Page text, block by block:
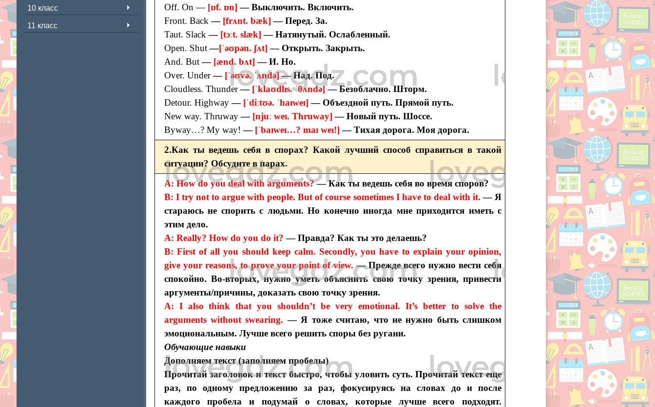
10 класс
11 класс
Off. On —[ɒf. ɒn]— Выключить. Включить.
Front. Back — [frʌnt. bæk]— Перед. За.
Taut. Slack— [tɔːt. slæk] — Натянутый. Ослабленный.
Open. Shut—[ˈəʊpən. ʃʌt] — Открыть. Закрыть.
And. But— [ænd. bʌt] — И. Но.
Over. Under— [ˈəʊvə. ˈʌndə]— Над. Под.
Cloudless. Thunder— [ˈklaʊdlɪs. ˈθʌndə]— Безоблачно. Шторм.
Detour. Highway—[ˈdiːtʊə. ˈhaɪweɪ] — Объездной путь. Прямой путь.
New way. Thruway—[njuː weɪ. Thruway] — Новый путь. Шоссе.
Byway…? My way! — [ˈbaɪweɪ…? maɪ weɪ!] — Тихая дорога. Моя дорога.
2.Как ты ведешь себя в спорах? Какой лучший способ справиться в такой
ситуации? Обсудите в парах.
A: How do you deal with arguments?— Как ты ведешь себя во время споров?
B: I try not to argue with people. But of course sometimes I have to deal with it.— Я
стараюсь не спорить с людьми. Но конечно иногда мне приходится иметь с
этим дело.
A: Really? How do you do it?— Правда? Как ты это делаешь?
B: First of all you should keep calm. Secondly, you have to explain your opinion,
give your reasons, to prove your point of view.— Прежде всего нужно вести себя
спокойно. Во-вторых, нужно уметь объяснить свою точку зрения, привести
аргументы/причины, доказать свою точку зрения.
A: I also think that you shouldn’t be very emotional. It’s better to solve the
arguments without swearing.— Я тоже считаю, что не нужно быть слишком
эмоциональным. Лучше всего решить споры без ругани.
Обучающие навыки
Дополняем текст (заполняем пробелы)
Прочитай заголовок и текст быстро, чтобы уловить суть. Прочитай текст еще
раз, по одному предложению за раз, фокусируясь на словах до и после
каждого пробела и подумай о словах, которые лучше всего подходят.